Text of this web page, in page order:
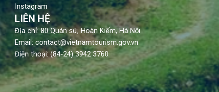
Instagram
LIÊN HỆ
Địa chỉ: 80 Quán sứ, Hoàn Kiếm, Hà Nội
Email: contact@vietnamtourism.gov.vn
Điện thoại: (84-24) 3942 3760